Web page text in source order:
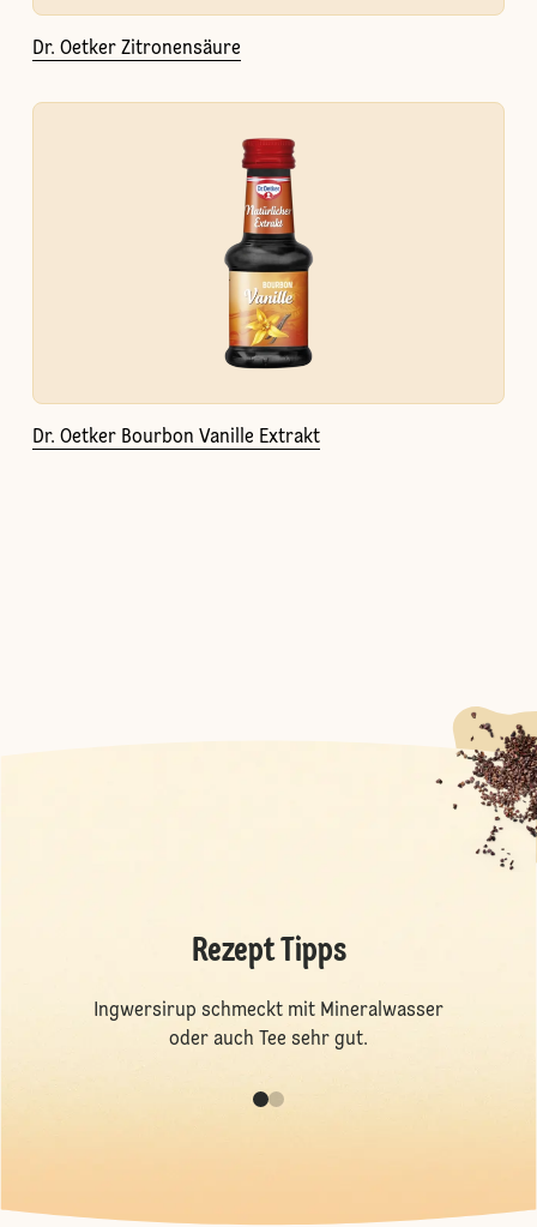
Dr. Oetker Zitronensäure
Dr. Oetker Bourbon Vanille Extrakt
Rezept Tipps
Ingwersirup schmeckt mit Mineralwasser
oder auch Tee sehr gut.